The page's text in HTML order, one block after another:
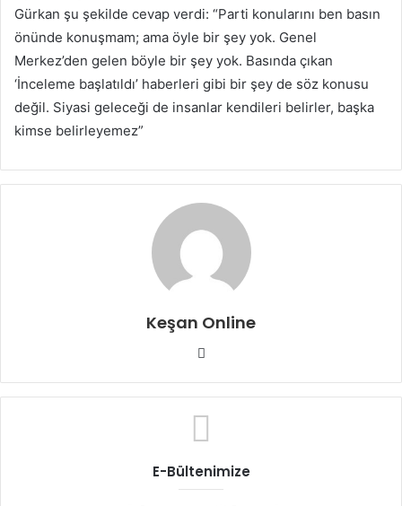
Gürkan şu şekilde cevap verdi: “Parti konularını ben basın
önünde konuşmam; ama öyle bir şey yok. Genel
Merkez’den gelen böyle bir şey yok. Basında çıkan
‘İnceleme başlatıldı’ haberleri gibi bir şey de söz konusu
değil. Siyasi geleceği de insanlar kendileri belirler, başka
kimse belirleyemez”
Keşan Online
Web
E-Bültenimize